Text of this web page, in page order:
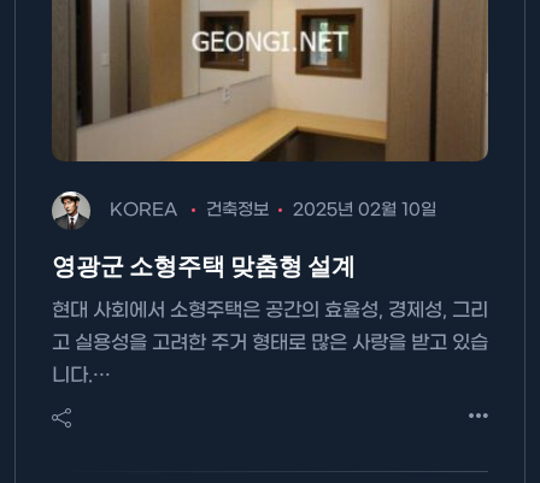
KOREA 건축정보 2025년 02월 10일
영광군 소형주택 맞춤형 설계
현대 사회에서 소형주택은 공간의 효율성, 경제성, 그리
고 실용성을 고려한 주거 형태로 많은 사랑을 받고 있습
니다.…